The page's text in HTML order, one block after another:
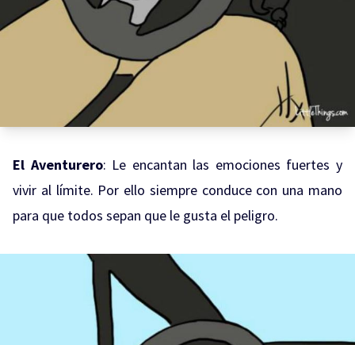
El Aventurero: Le encantan las emociones fuertes y
vivir al límite. Por ello siempre conduce con una mano
para que todos sepan que le gusta el peligro.